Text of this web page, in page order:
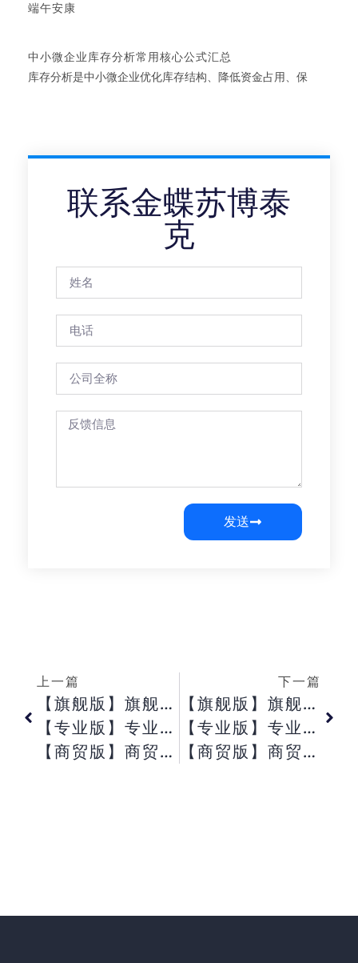
端午安康
中小微企业库存分析常用核心公式汇总
库存分析是中小微企业优化库存结构、降低资金占用、保
联系金蝶苏博泰
克
发送
上一篇
【旗舰版】旗舰版属性窗口中功能控制中“ 导出字段模板” 有何作用？
【专业版】专业版固定资产可以控制审核后才能生成凭证么？
【商贸版】商贸系列已录入采购订单和购货单， 为何采购订单执行情况表没有相关记录？
下一篇
【旗舰版】旗舰版BOS 新单多级审核， 如何查询哪些用户已经审核？
【专业版】专业版科目余额表显示为空， 只能看到表格，打印预览也只能看到表格？
【商贸版】商贸版应收账款科目禁用按钮灰显， 无法禁用。